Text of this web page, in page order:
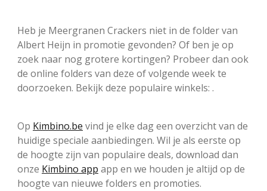
Heb je Meergranen Crackers niet in de folder van
Albert Heijn in promotie gevonden? Of ben je op
zoek naar nog grotere kortingen? Probeer dan ook
de online folders van deze of volgende week te
doorzoeken. Bekijk deze populaire winkels: .
Op Kimbino.be vind je elke dag een overzicht van de
huidige speciale aanbiedingen. Wil je als eerste op
de hoogte zijn van populaire deals, download dan
onze Kimbino app app en we houden je altijd op de
hoogte van nieuwe folders en promoties.